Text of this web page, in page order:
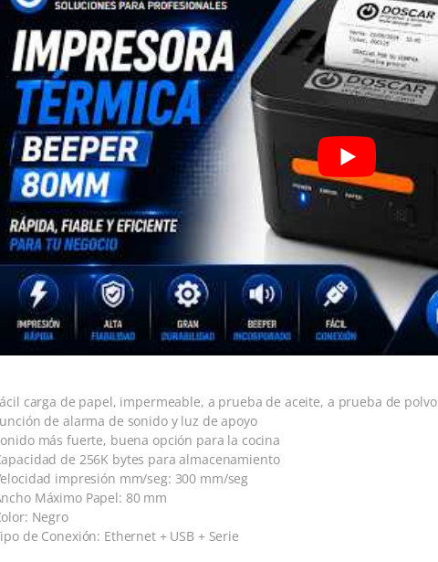
carga de papel, impermeable, a prueba de aceite, a prueba de polvo
de alarma de sonido y luz de apoyo
más fuerte, buena opción para la cocina
de 256K bytes para almacenamiento
impresión mm/seg: 300 mm/seg
Máximo Papel: 80 mm
Negro
de Conexión: Ethernet + USB + Serie